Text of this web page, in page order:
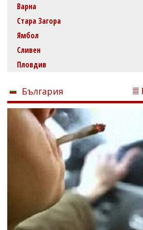
Варна
Стара Загора
Ямбол
Сливен
Пловдив
България